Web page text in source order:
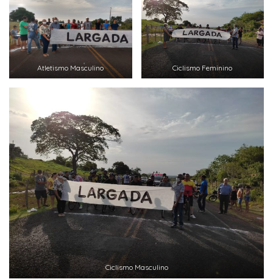
Atletismo Masculino Ciclismo Feminino
Ciclismo Masculino